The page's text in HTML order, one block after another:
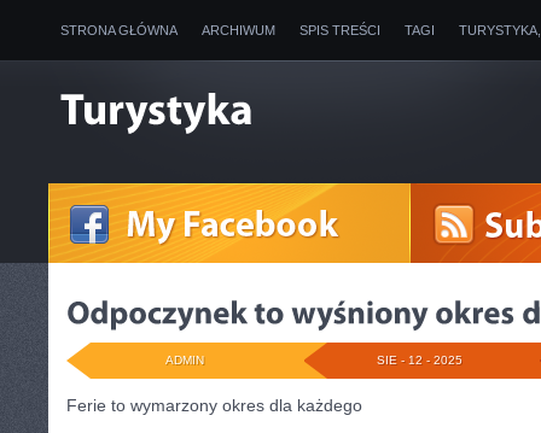
STRONA GŁÓWNA ARCHIWUM SPIS TREŚCI TAGI
SIE - 12 - 2025
ADMIN
Ferie to wymarzony okres dla każdego